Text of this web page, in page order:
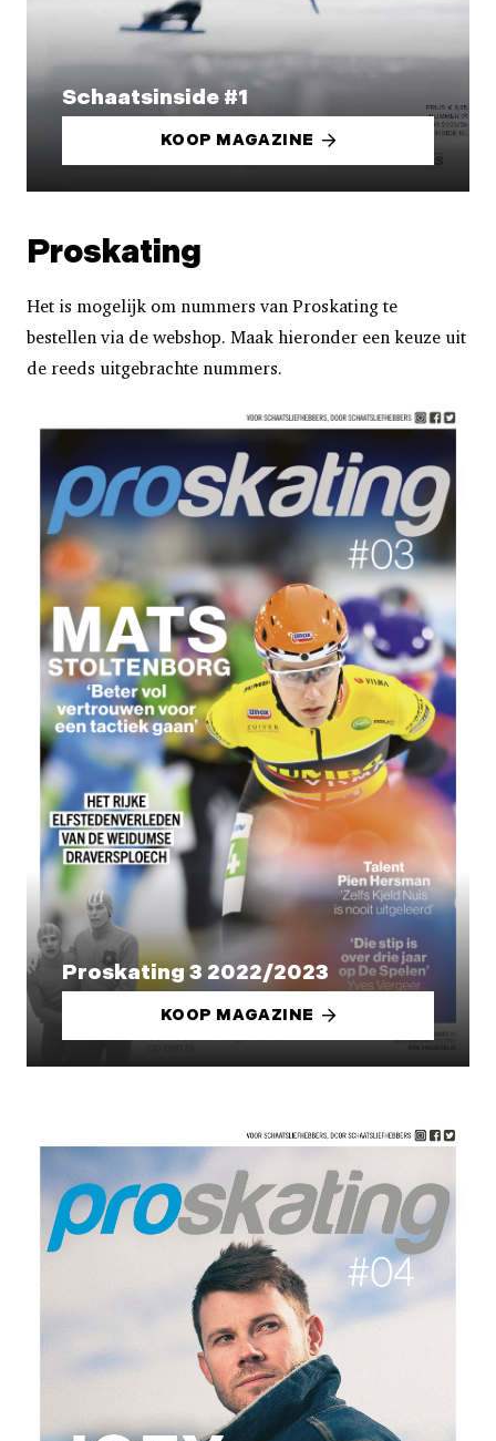
Schaatsinside #1
KOOP MAGAZINE
Proskating
Het is mogelijk om nummers van Proskating te
bestellen via de webshop. Maak hieronder een keuze uit
de reeds uitgebrachte nummers.
Proskating 3 2022/2023
KOOP MAGAZINE